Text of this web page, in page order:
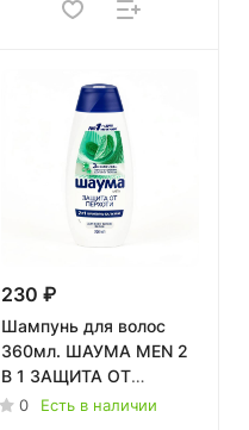
230 ₽
Шампунь для волос
360мл. ШАУМА MEN 2
В 1 ЗАЩИТА ОТ
ПЕРХОТИ *10
0 Есть в наличии